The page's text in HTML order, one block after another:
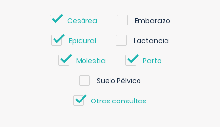
Cesárea Embarazo
Epidural Lactancia
Molestia Parto
Suelo Pélvico
Otras consultas